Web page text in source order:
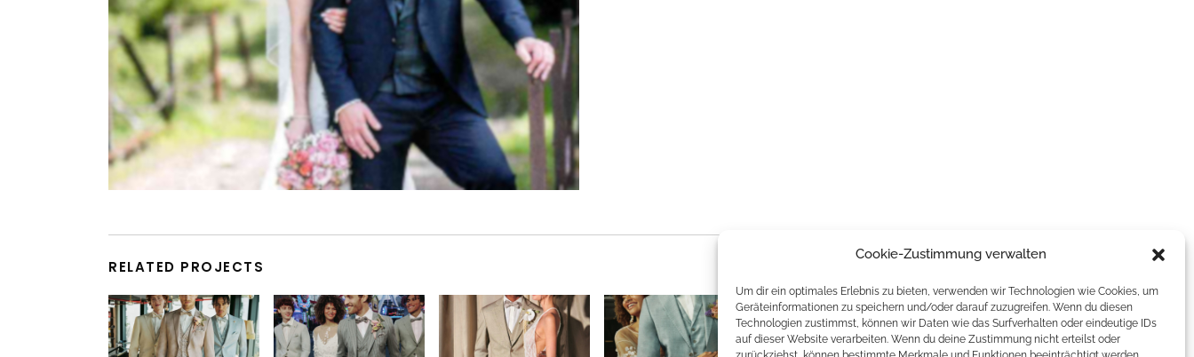
Cookie-Zustimmung verwalten
Um dir ein optimales Erlebnis zu bieten, verwenden wir Technologien wie Cookies, um
Geräteinformationen zu speichern und/oder darauf zuzugreifen. Wenn du diesen
Technologien zustimmst, können wir Daten wie das Surfverhalten oder eindeutige IDs
auf dieser Website verarbeiten. Wenn du deine Zustimmung nicht erteilst oder
RELATED PROJECTS